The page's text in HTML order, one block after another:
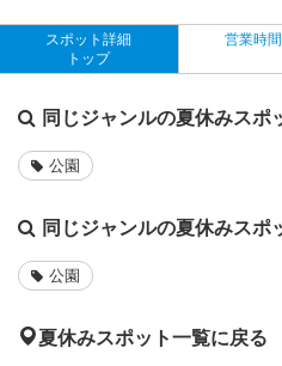
スポット詳細
トップ
営業時
同じジャンルの夏休みスポ
公園
同じジャンルの夏休みスポ
公園
夏休みスポット一覧に戻る